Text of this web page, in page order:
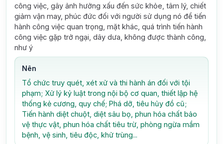
công việc, gây ảnh hưởng xấu đến sức khỏe, tâm lý, chiết
giảm vận may, phúc đức đối với người sử dụng nó để tiến
hành công việc quan trọng, mặt khác, quá trình tiến hành
công việc gặp trở ngại, dây dưa, không được thành công,
như ý
Nên
Tổ chức truy quét, xét xử và thi hành án đối với tội
phạm; Xử lý kỷ luật trong nội bộ cơ quan, thiết lập hệ
thống kẻ cương, quy chế; Phá dỡ, tiêu hủy đồ cũ;
Tiến hành diệt chuột, diệt sâu bọ, phun hóa chất bảo
vệ thực vật, phun hóa chất tiêu trừ, phòng ngừa mầm
bệnh, vệ sinh, tiêu độc, khử trùng...